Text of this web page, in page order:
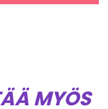
MYÖS